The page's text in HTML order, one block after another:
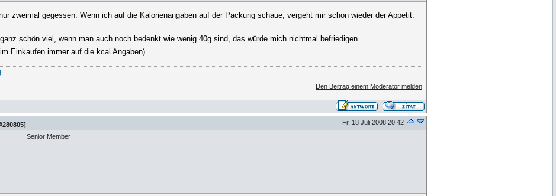
zweimal gegessen. Wenn ich auf die Kalorienangaben auf der Packung schaue, vergeht mir schon wieder der Appetit.
schön viel, wenn man auch noch bedenkt wie wenig 40g sind, das würde mich nichtmal befriedigen.
Einkaufen immer auf die kcal Angaben).
Den Beitrag einem Moderator melden
] Fr, 18 Juli 2008 20:42
Senior Member